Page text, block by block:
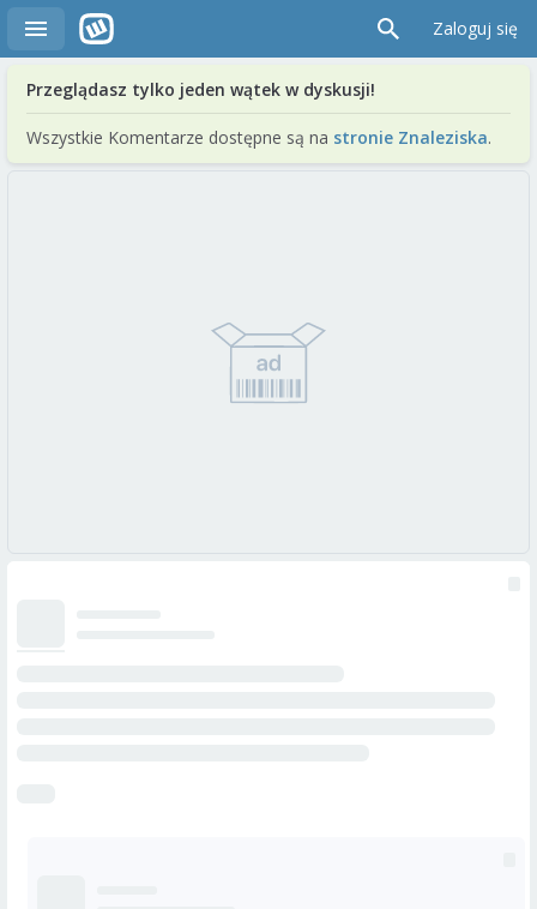
Zaloguj się
Przeglądasz tylko jeden wątek w dyskusji!
Wszystkie Komentarze dostępne są na stronie Znaleziska.